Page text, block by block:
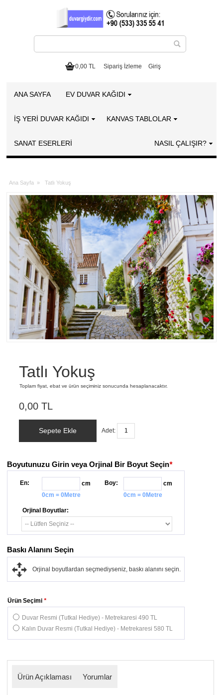
0,00 TL Sipariş İzleme Giriş
ANA SAYFA EV DUVAR KAĞIDI
İŞ YERİ DUVAR KAĞIDI KANVAS TABLOLAR
SANAT ESERLERI NASIL ÇALIŞIR?
Ana Sayfa » Tatlı Yokuş
Tatlı Yokuş
Toplam fiyat, ebat ve ürün seçiminiz sonucunda hesaplanacaktır.
0,00 TL
Sepete Ekle Adet:
Boyutunuzu Girin veya Orjinal Bir Boyut Seçin*
En:
cm
0cm = 0Metre
Boy:
cm
0cm = 0Metre
Orjinal Boyutlar:
*
Ürün Seçimi
Duvar Resmi (Tutkal Hediye) - Metrekaresi 490 TL
Kalın Duvar Resmi (Tutkal Hediye) - Metrekaresi 580 TL
Baskı Alanını Seçin
Orjinal boyutlardan seçmediyseniz, baskı alanını seçin.
Ürün Açıklaması Yorumlar